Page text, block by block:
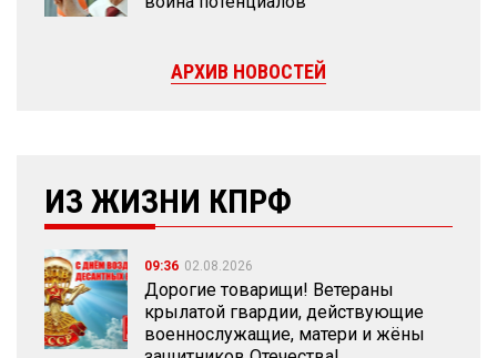
АРХИВ НОВОСТЕЙ
ИЗ ЖИЗНИ КПРФ
09:36 02.08.2026
Дорогие товарищи! Ветераны
крылатой гвардии, действующие
военнослужащие, матери и жёны